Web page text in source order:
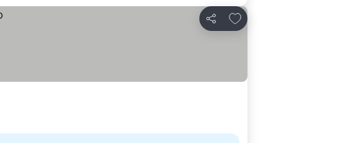
Partilhar
Adicionar aos favoritos